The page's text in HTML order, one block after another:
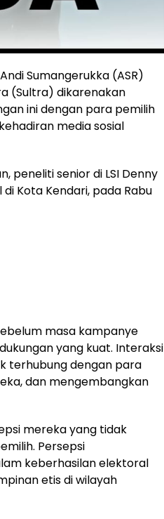
Sumangerukka (ASR)
(Sultra) dikarenakan
ini dengan para pemilih
media sosial
peneliti senior di LSI Denny
Kota Kendari, pada Rabu
masa kampanye
yang kuat. Interaksi
terhubung dengan para
dan mengembangkan
mereka yang tidak
Persepsi
keberhasilan elektoral
etis di wilayah